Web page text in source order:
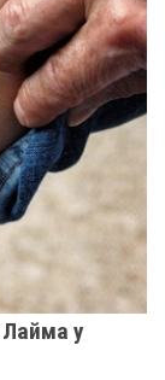
Лайма у